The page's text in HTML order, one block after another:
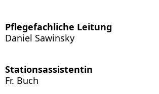
Pflegefachliche Leitung
Daniel Sawinsky
Stationsassistentin
Fr. Buch